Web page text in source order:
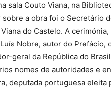
sala Couto Viana, na
a obra foi o Secretário
do Castelo. A
Nobre, autor do Prefácio,
geral da República do
nomes de autoridades e
deputada portuguesa